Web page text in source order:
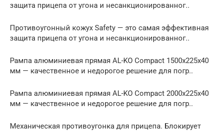
защита прицепа от угона и несанкционированног..
Противоугонный кожух Safety — это самая эффективная
защита прицепа от угона и несанкционированног..
Рампа алюминиевая прямая AL-KO Compact 1500x225x40
мм — качественное и недорогое решение для погр..
Рампа алюминиевая прямая AL-KO Compact 2000x225x40
мм — качественное и недорогое решение для погр..
Механическая противоугонка для прицепа. Блокирует